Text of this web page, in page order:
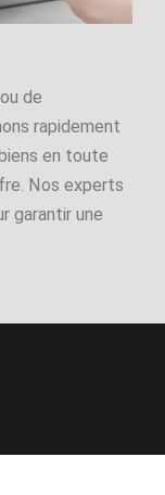
de
rapidement
en toute
Nos experts
garantir une